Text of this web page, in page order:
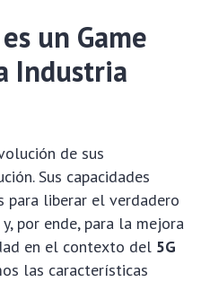
un Game
Industria
de sus
Sus capacidades
para liberar el verdadero
por ende, para la mejora
en el contexto del 5G
las características